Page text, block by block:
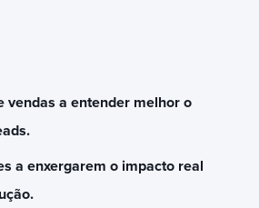
vendas a entender melhor o
a enxergarem o impacto real